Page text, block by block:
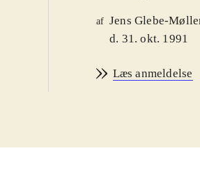
af Jens Glebe-
d. 31. okt. 1991
Læs anmeldelse